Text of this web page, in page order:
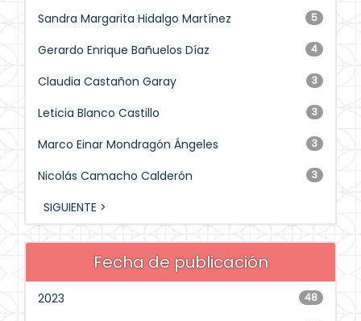
5
Sandra Margarita Hidalgo Martínez
4
Gerardo Enrique Bañuelos Díaz
3
Claudia Castañon Garay
3
Leticia Blanco Castillo
3
Marco Einar Mondragón Ángeles
3
Nicolás Camacho Calderón
SIGUIENTE >
Fecha de publicación
48
2023